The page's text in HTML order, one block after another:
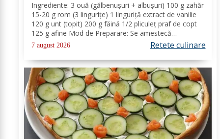
Ingrediente: 3 ouă (gălbenușuri + albușuri) 100 g zahăr
15-20 g rom (3 lingurițe) 1 linguriță extract de vanilie
120 g unt (topit) 200 g făină 1/2 pliculeț praf de copt
125 g afine Mod de Preparare: Se amestecă
gălbenușurile cu zahărul, romul și vanilia. Se adaugă
untul topit, făina și praful de...
7 august 2026 Retete culinare